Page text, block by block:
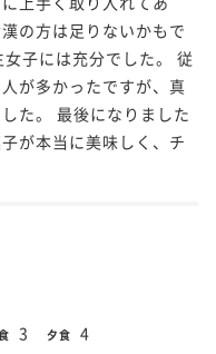
の方は足りないかもで
子には充分でした。 従
が多かったですが、真
た。 最後になりました
が本当に美味しく、チ
3 夕食 4